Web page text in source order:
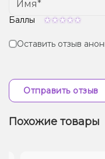
Баллы
Оставить отзыв
Отправить отзыв
Похожие товары